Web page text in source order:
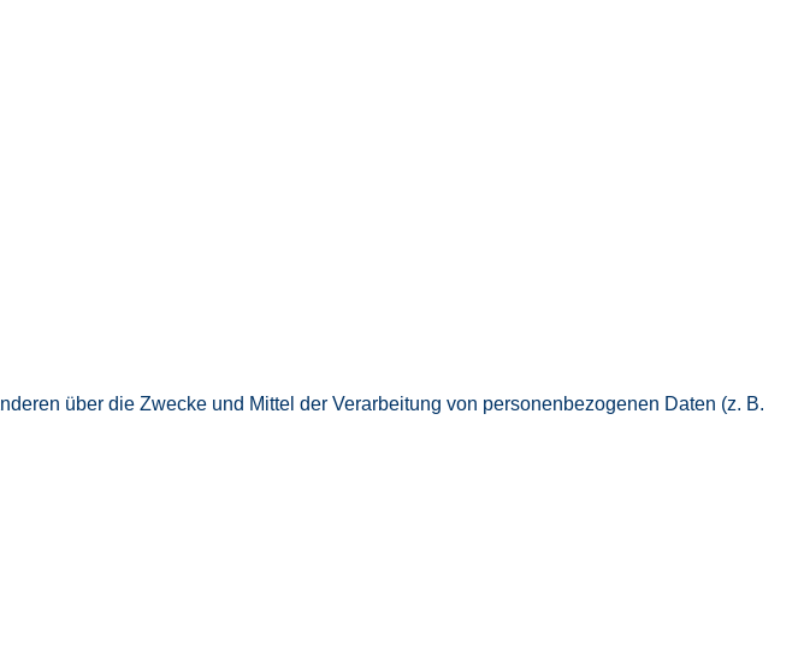
über die Zwecke und Mittel der Verarbeitung von personenbezogenen Daten (z. B.